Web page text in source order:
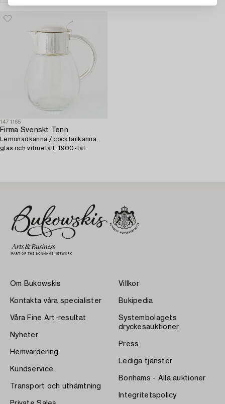
1471165
Firma Svenskt Tenn
Lemonadkanna / cocktailkanna,
glas och vitmetall, 1900-tal.
Om Bukowskis
Kontakta våra specialister
Våra Fine Art-resultat
Nyheter
Hemvärdering
Kundservice
Transport och uthämtning
Villkor
Bukipedia
Systembolagets
dryckesauktioner
Press
Lediga tjänster
Bonhams - Alla auktioner
Integritetspolicy